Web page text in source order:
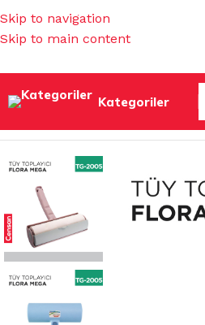
Skip to navigation
Skip to main content
Kategoriler
TEMİZLİK GEREÇLERİ